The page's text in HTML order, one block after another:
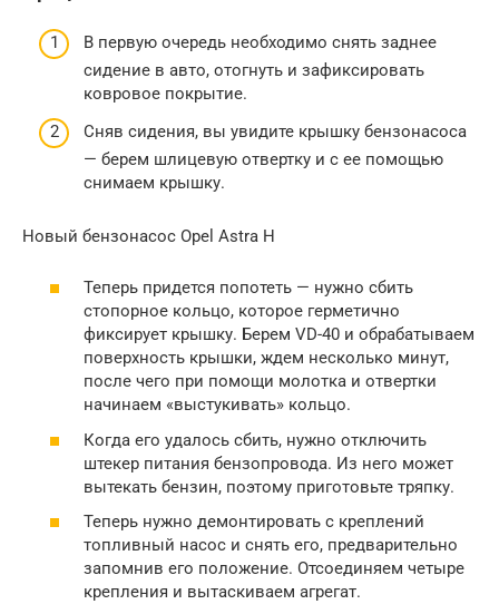
В первую очередь необходимо снять заднее
сидение в авто, отогнуть и зафиксировать
ковровое покрытие.
Сняв сидения, вы увидите крышку бензонасоса
— берем шлицевую отвертку и с ее помощью
снимаем крышку.
Новый бензонасос Opel Astra H
Теперь придется попотеть — нужно сбить
стопорное кольцо, которое герметично
фиксирует крышку. Берем VD-40 и обрабатываем
поверхность крышки, ждем несколько минут,
после чего при помощи молотка и отвертки
начинаем «выстукивать» кольцо.
Когда его удалось сбить, нужно отключить
штекер питания бензопровода. Из него может
вытекать бензин, поэтому приготовьте тряпку.
Теперь нужно демонтировать с креплений
топливный насос и снять его, предварительно
запомнив его положение. Отсоединяем четыре
крепления и вытаскиваем агрегат.